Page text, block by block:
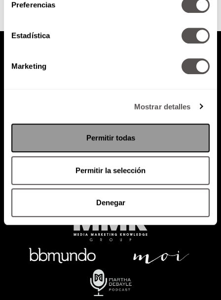
Preferencias
Estadística
Marketing
Mostrar detalles
Permitir todas
Permitir la selección
Denegar
Política de Privacidad
PODCAST RADIO MARTHA EVENTOS
SACA TU ID